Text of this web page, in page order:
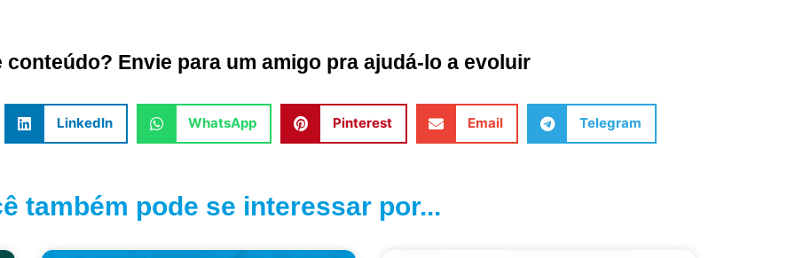
conteúdo? Envie para um amigo pra ajudá-lo a evoluir
LinkedIn WhatsApp Pinterest Email Telegram
também pode se interessar por...